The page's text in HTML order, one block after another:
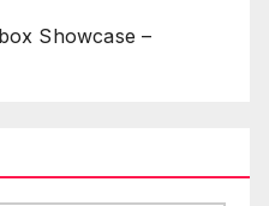
Showcase –